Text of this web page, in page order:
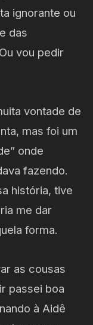
ignorante ou
das
vou pedir
vontade de
mas foi um
onde
fazendo.
história, tive
me dar
forma.
as cousas
passei boa
à Aidê